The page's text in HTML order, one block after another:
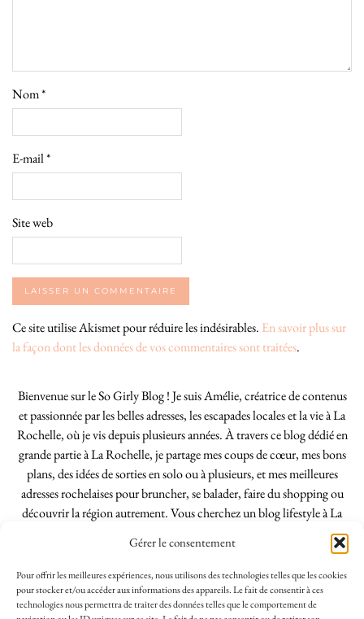
Gérer le consentement
Pour offrir les meilleures expériences, nous utilisons des technologies telles que les cookies
pour stocker et/ou accéder aux informations des appareils. Le fait de consentir à ces
technologies nous permettra de traiter des données telles que le comportement de
Nom*
E-mail*
Site web
Ce site utilise Akismet pour réduire les indésirables. En savoir plus sur
la façon dont les données de vos commentaires sont traitées.
Bienvenue sur le So Girly Blog ! Je suis Amélie, créatrice de contenus
et passionnée par les belles adresses, les escapades locales et la vie à La
Rochelle, où je vis depuis plusieurs années. À travers ce blog dédié en
grande partie à La Rochelle, je partage mes coups de cœur, mes bons
plans, des idées de sorties en solo ou à plusieurs, et mes meilleures
adresses rochelaises pour bruncher, se balader, faire du shopping ou
découvrir la région autrement. Vous cherchez un blog lifestyle à La
Rochelle, tenu par une locale ? Vous êtes au bon endroit. Que vous
soyez Rochelais·e ou de passage dans notre belle ville, j’espère que mes
articles vous aideront à profiter de La Rochelle comme un·e vrai·e
initié·e. !